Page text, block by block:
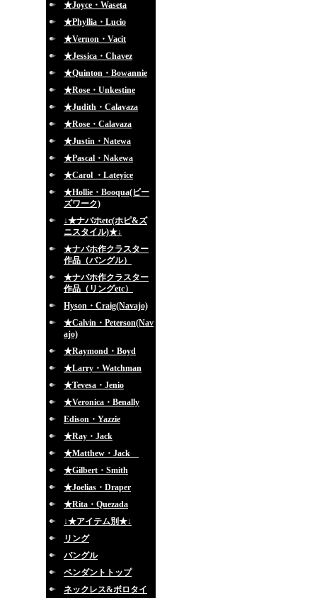
★Joyce・Waseta
★Phyllia・Lucio
★Vernon・Vacit
★Jessica・Chavez
★Quinton・Bowannie
★Rose・Unkestine
★Judith・Calavaza
★Rose・Calavaza
★Justin・Natewa
★Pascal・Nakewa
★Carol ・Lateyice
★Hollie・Booqua(ビー
ズワーク)
↓★ナバホetc(ホピ&ズ
ニスタイル)★↓
★ナバホ作クラスター
作品（バングル）
★ナバホ作クラスター
作品（リングetc）
Hyson・Craig(Navajo)
★Calvin・Peterson(Nav
ajo)
★Raymond・Boyd
★Larry・Watchman
★Tevesa・Jenio
★Veronica・Benally
Edison・Yazzie
★Ray・Jack
★Matthew・Jack
★Gilbert・Smith
★Joelias・Draper
★Rita・Quezada
↓★アイテム別★↓
リング
バングル
ペンダントトップ
ネックレス&ボロタイ